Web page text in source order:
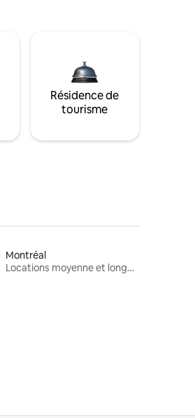
Résidence de
tourisme
Montréal
Locations moyenne et longue durée